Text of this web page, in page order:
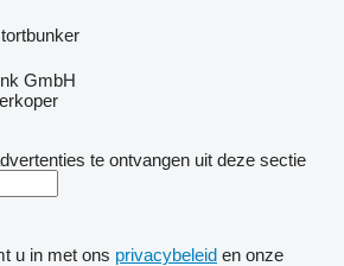
GmbH
te ontvangen uit deze sectie
u in met ons privacybeleid en onze